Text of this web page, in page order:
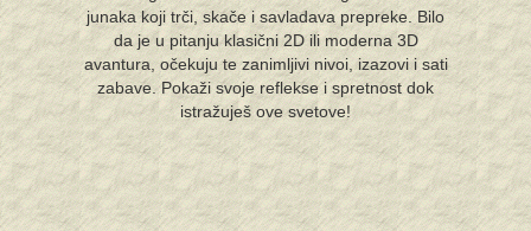
junaka koji trči, skače i savladava prepreke. Bilo
da je u pitanju klasični 2D ili moderna 3D
avantura, očekuju te zanimljivi nivoi, izazovi i sati
zabave. Pokaži svoje reflekse i spretnost dok
istražuješ ove svetove!